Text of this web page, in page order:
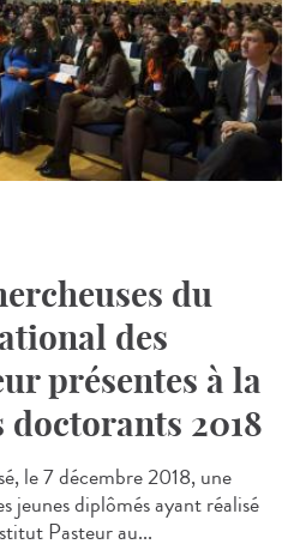
du
des
présentes à la
doctorants 2018
le 7 décembre 2018, une
jeunes diplômés ayant réalisé
Pasteur au...